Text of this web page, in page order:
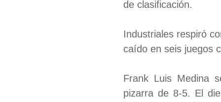
de clasificación.
Industriales respiró
caído en seis juegos
Frank Luis Medina
pizarra de 8-5. El